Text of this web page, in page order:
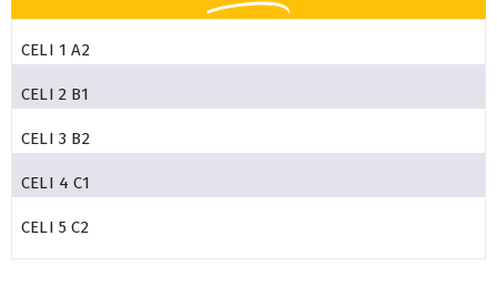
CELI 1 A2
CELI 2 B1
CELI 3 B2
CELI 4 C1
CELI 5 C2